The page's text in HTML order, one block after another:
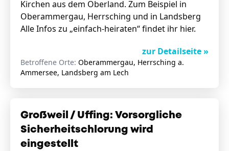
Kirchen aus dem Oberland. Zum Beispiel in
Oberammergau, Herrsching und in Landsberg
Alle Infos zu „einfach-heiraten“ findet ihr hier.
zur Detailseite »
Betroffene Orte: Oberammergau, Herrsching a.
Ammersee, Landsberg am Lech
Großweil / Uffing: Vorsorgliche
Sicherheitschlorung wird
eingestellt